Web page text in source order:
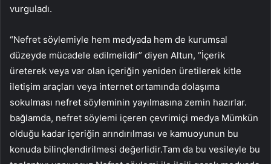
vurguladı.
“Nefret söylemiyle hem medyada hem de kurumsal
düzeyde mücadele edilmelidir” diyen Altun, “İçerik
üreterek veya var olan içeriğin yeniden üretilerek kitle
iletişim araçları veya internet ortamında dolaşıma
sokulması nefret söyleminin yayılmasına zemin hazırlar.
bağlamda, nefret söylemi içeren çevrimiçi medya Mümkün
olduğu kadar içeriğin arındırılması ve kamuoyunun bu
konuda bilinçlendirilmesi değerlidir.Tam da bu vesileyle bu